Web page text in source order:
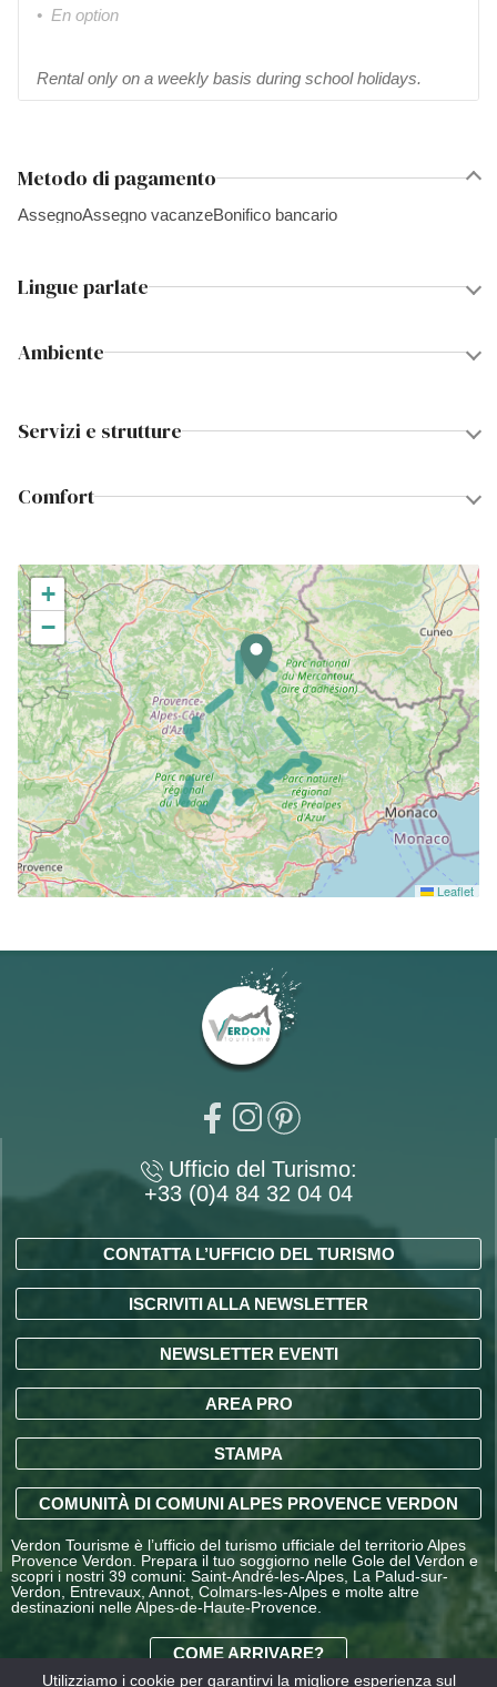
• En option
Rental only on a weekly basis during school holidays.
Metodo di pagamento
AssegnoAssegno vacanzeBonifico bancario
Lingue parlate
Ambiente
Servizi e strutture
Comfort
+
−
Leaflet
Ufficio del Turismo:
+33 (0)4 84 32 04 04
CONTATTA L’UFFICIO DEL TURISMO
ISCRIVITI ALLA NEWSLETTER
NEWSLETTER EVENTI
AREA PRO
STAMPA
COMUNITÀ DI COMUNI ALPES PROVENCE VERDON
Verdon Tourisme è l’ufficio del turismo ufficiale del territorio Alpes
Provence Verdon. Prepara il tuo soggiorno nelle Gole del Verdon e
scopri i nostri 39 comuni: Saint-André-les-Alpes, La Palud-sur-
Verdon, Entrevaux, Annot, Colmars-les-Alpes e molte altre
destinazioni nelle Alpes-de-Haute-Provence.
COME ARRIVARE?
Utilizziamo i cookie per garantirvi la migliore esperienza sul